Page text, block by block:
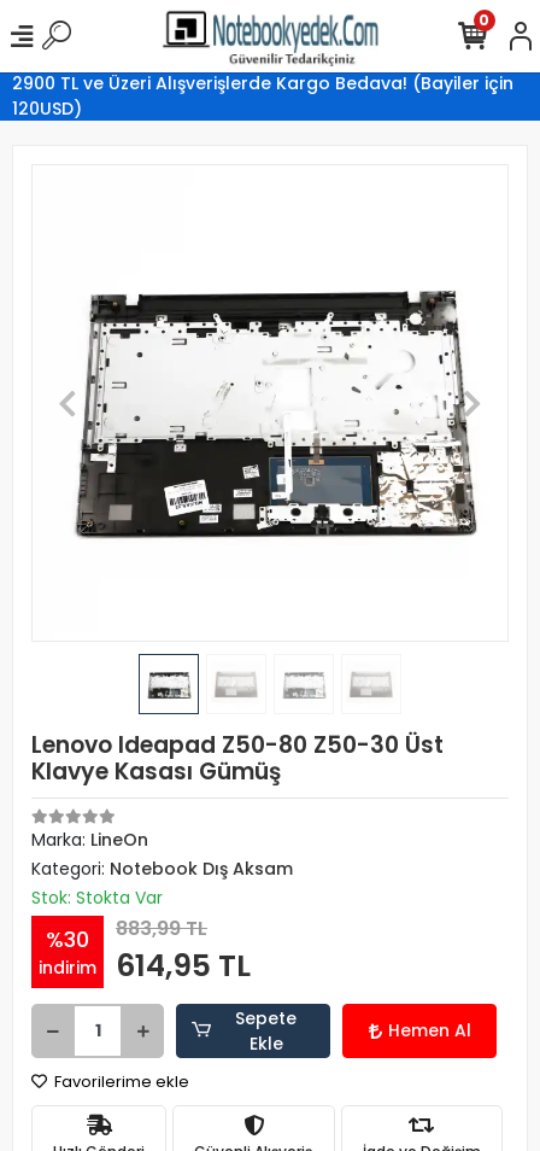
2900 TL ve Üzeri Alışverişlerde Kargo Bedava! (Bayiler için
120USD)
0
Lenovo Ideapad Z50-80 Z50-30 Üst
Klavye Kasası Gümüş
Marka: LineOn
Kategori: Notebook Dış Aksam
Stok: Stokta Var
%30
indirim
883,99 TL
614,95 TL
Sepete
Ekle
Hemen Al
Favorilerime ekle